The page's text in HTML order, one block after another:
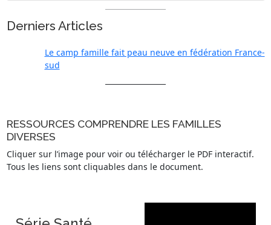
Derniers Articles
Le camp famille fait peau neuve en fédération France-
sud
RESSOURCES COMPRENDRE LES FAMILLES
DIVERSES
Cliquer sur l’image pour voir ou télécharger le PDF interactif.
Tous les liens sont cliquables dans le document.